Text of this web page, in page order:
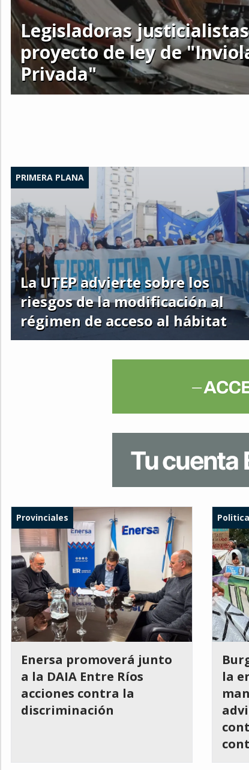
Legisladoras
proyecto de ley de
Privada"
PRIMERA PLANA
La UTEP advierte sobre los
riesgos de la modificación al
régimen de acceso al hábitat
Provinciales
Enersa promoverá junto
a la DAIA Entre Ríos
acciones contra la
discriminación
la